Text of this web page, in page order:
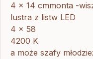
4 x 14 cmmonta -
lustra z listw LED
4 x 58
4200 K
a może szafy